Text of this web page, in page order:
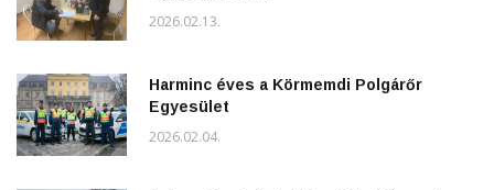
2026.02.13.
Harminc éves a Körmemdi Polgárőr
Egyesület
2026.02.04.